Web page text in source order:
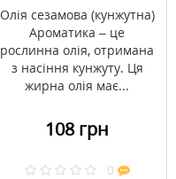
Олія сезамова (кунжутна)
Ароматика – це
рослинна олія, отримана
з насіння кунжуту. Ця
жирна олія має...
108 грн
0